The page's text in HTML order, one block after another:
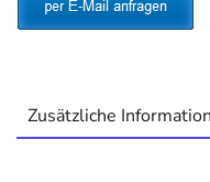
Zusätzliche